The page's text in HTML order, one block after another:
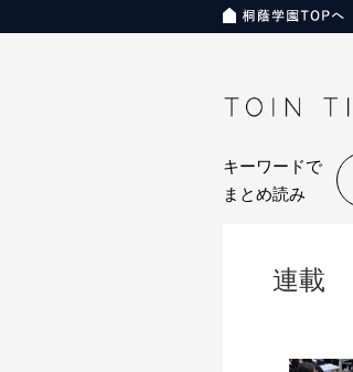
キーワードで
まとめ読み
連載